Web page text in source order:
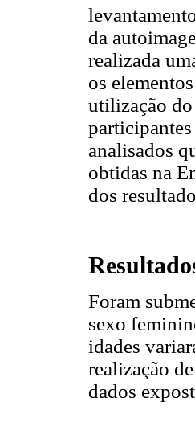
da
realizada
os
utilização
analisados
obtidas na
dos
Foram
sexo
idades
realização
dados